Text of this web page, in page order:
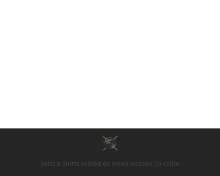
Suits & Shirts el blog de moda versado en estilo